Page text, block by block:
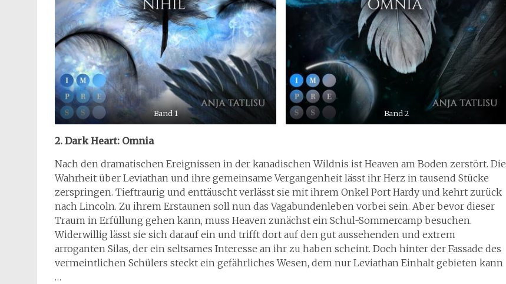
Band 1 Band 2
2. Dark Heart: Omnia
Nach den dramatischen Ereignissen in der kanadischen Wildnis ist Heaven am Boden zerstört. Die
Wahrheit über Leviathan und ihre gemeinsame Vergangenheit lässt ihr Herz in tausend Stücke
zerspringen. Tieftraurig und enttäuscht verlässt sie mit ihrem Onkel Port Hardy und kehrt zurück
nach Lincoln. Zu ihrem Erstaunen soll nun das Vagabundenleben vorbei sein. Aber bevor dieser
Traum in Erfüllung gehen kann, muss Heaven zunächst ein Schul-Sommercamp besuchen.
Widerwillig lässt sie sich darauf ein und trifft dort auf den gut aussehenden und extrem
arroganten Silas, der ein seltsames Interesse an ihr zu haben scheint. Doch hinter der Fassade des
vermeintlichen Schülers steckt ein gefährliches Wesen, dem nur Leviathan Einhalt gebieten kann
…